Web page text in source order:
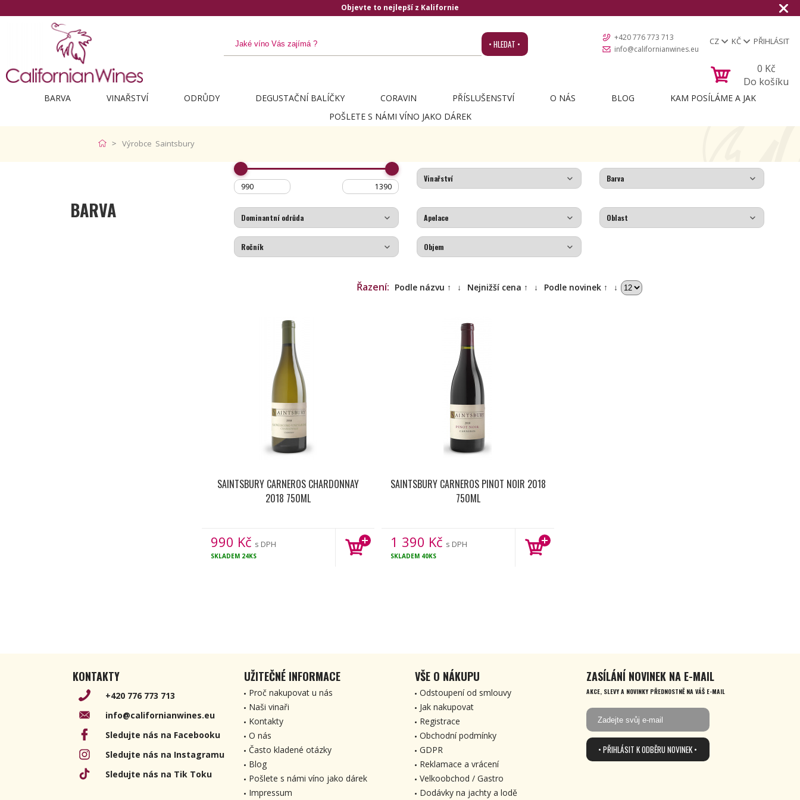
Objevte to nejlepší z Kalifornie
• HLEDAT •
+420 776 773 713
info@californianwines.eu
CZ KČ PŘIHLÁSIT
0 Kč
Do košíku
BARVA VINAŘSTVÍ ODRŮDY DEGUSTAČNÍ BALÍČKY CORAVIN PŘÍSLUŠENSTVÍ O NÁS BLOG
KAM POSÍLÁME A JAK
POŠLETE S NÁMI VÍNO JAKO DÁREK
Výrobce Saintsbury
BARVA
Řazení: Podle názvu ↑ ↓ Nejnižší cena ↑ ↓ Podle novinek ↑ ↓
SAINTSBURY CARNEROS CHARDONNAY
2018 750ML
990 Kč s DPH
SKLADEM 24KS
SAINTSBURY CARNEROS PINOT NOIR 2018
750ML
1 390 Kč s DPH
SKLADEM 40KS
KONTAKTY
+420 776 773 713
info@californianwines.eu
Sledujte nás na Facebooku
Sledujte nás na Instagramu
Sledujte nás na Tik Toku
UŽITEČNÉ INFORMACE
Proč nakupovat u nás
Naši vinaři
Kontakty
O nás
Často kladené otázky
Blog
Pošlete s námi víno jako dárek
Impressum
VŠE O NÁKUPU
Odstoupení od smlouvy
Jak nakupovat
Registrace
Obchodní podmínky
GDPR
Reklamace a vrácení
Velkoobchod / Gastro
Dodávky na jachty a lodě
ZASÍLÁNÍ NOVINEK NA E-MAIL
AKCE, SLEVY A NOVINKY PŘEDNOSTNĚ NA VÁŠ E-MAIL
• PŘIHLÁSIT K ODBĚRU NOVINEK •